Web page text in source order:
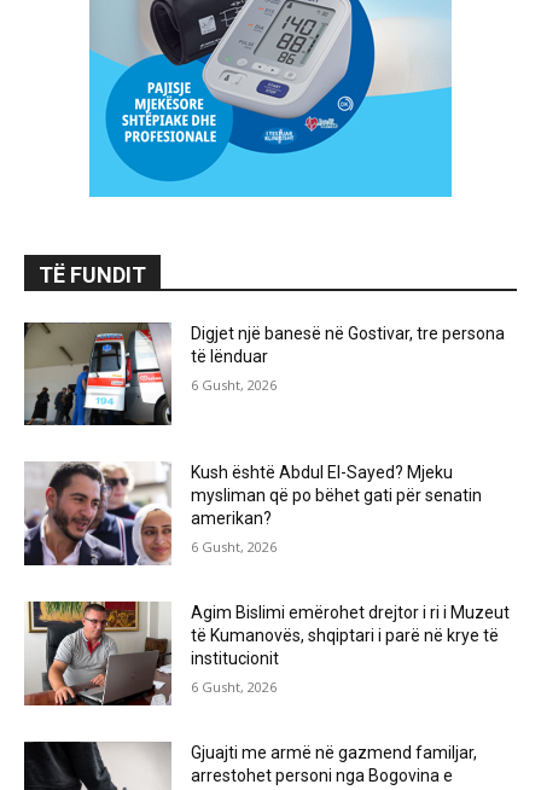
TË FUNDIT
Digjet një banesë në Gostivar, tre persona
të lënduar
6 Gusht, 2026
Kush është Abdul El-Sayed? Mjeku
mysliman që po bëhet gati për senatin
amerikan?
6 Gusht, 2026
Agim Bislimi emërohet drejtor i ri i Muzeut
të Kumanovës, shqiptari i parë në krye të
institucionit
6 Gusht, 2026
Gjuajti me armë në gazmend familjar,
arrestohet personi nga Bogovina e